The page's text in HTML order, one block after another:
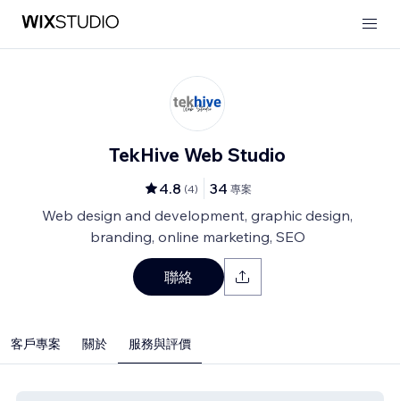
TekHive Web Studio
4.8 (4) 34 專案
Web design and development, graphic design,
branding, online marketing, SEO
聯絡
客戶專案 關於 服務與評價